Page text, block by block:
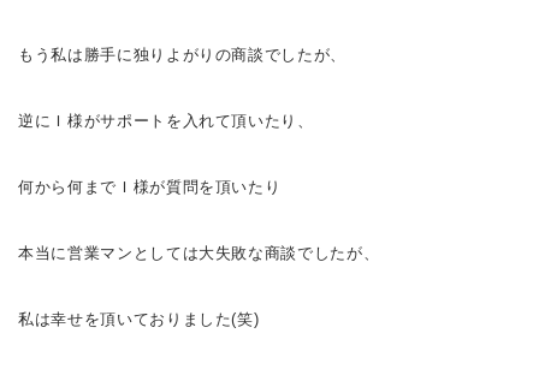
もう私は勝手に独りよがりの商談でしたが、
逆にＩ様がサポートを入れて頂いたり、
何から何までＩ様が質問を頂いたり
本当に営業マンとしては大失敗な商談でしたが、
私は幸せを頂いておりました(笑)